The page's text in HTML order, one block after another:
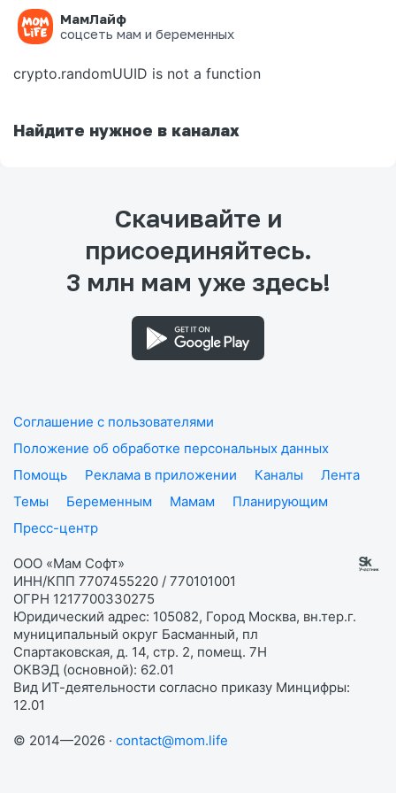
МамЛайф
соцсеть мам и беременных
Ошибка на странице
crypto.randomUUID is not a function
Найдите нужное в каналах
Скачивайте и
присоединяйтесь.
3 млн мам уже здесь!
Соглашение с пользователями
Положение об обработке персональных данных
Помощь
Реклама в приложении Каналы
Лента
Темы
Беременным Мамам
Планирующим
Пресс-центр
ООО «Мам Софт»
ИНН/КПП 7707455220 / 770101001
ОГРН 1217700330275
Юридический адрес: 105082, Город Москва, вн.тер.г.
муниципальный округ Басманный, пл
Спартаковская, д. 14, стр. 2, помещ. 7Н
ОКВЭД (основной): 62.01
Вид ИТ-деятельности согласно приказу Минцифры:
12.01
© 2014—2026 · contact@mom.life